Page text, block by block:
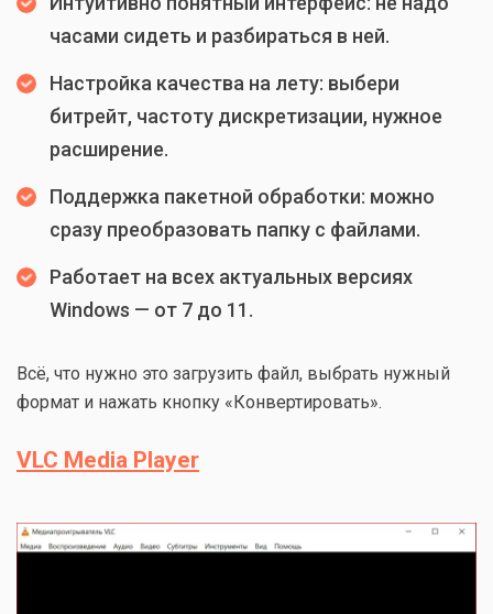
часами сидеть и разбираться в ней.
Настройка качества на лету: выбери
битрейт, частоту дискретизации, нужное
расширение.
Поддержка пакетной обработки: можно
сразу преобразовать папку с файлами.
Работает на всех актуальных версиях
Windows — от 7 до 11.
Всё, что нужно это загрузить файл, выбрать нужный
формат и нажать кнопку «Конвертировать».
VLC Media Player